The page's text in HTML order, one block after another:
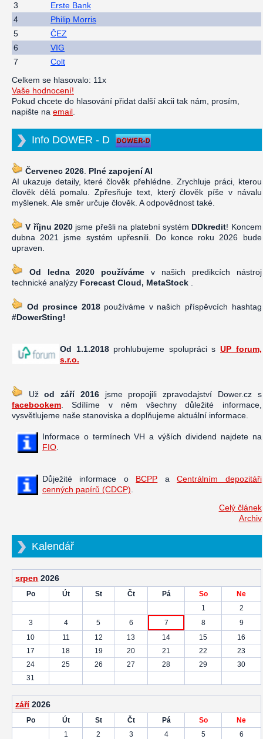
3
Erste Bank
4
Philip Morris
5
ČEZ
6
VIG
7
Colt
Celkem se hlasovalo: 11x
Vaše hodnocení!
Pokud chcete do hlasování přidat další akcii tak nám, prosím,
napište na email
Info DOWER - D
Červenec 2026 Plné zapojení AI
AI ukazuje detaily, které člověk přehlédne. Zrychluje práci, kterou
člověk dělá pomalu. Zpřesňuje text, který člověk píše v návalu
myšlenek. Ale směr určuje člověk. A odpovědnost také.
V říjnu 2020 jsme přešli na platební systém DDkredit! Koncem
dubna 2021 jsme systém upřesnili. Do konce roku 2026 bude
upraven.
Od ledna 2020 používáme v našich predikcích nástroj
technické analýzy Forecast Cloud, MetaStock
Od prosince 2018používáme v našich příspěvcích hashtag
#DowerSting!
Od 1.1.2018prohlubujeme spolupráci sUP forum,
s.r.o.
Užod září 2016jsme propojili zpravodajství Dower.cz s
facebookem . Sdílíme v něm všechny důležité informace,
vysvětlujeme naše stanoviska a doplňujeme aktuální informace.
Informace o termínech VH a výších dividend najdete na
FIO
Důježité informace o BCPP aCentrálním depozitáři
cenných papírů (CDCP)
Celý článek
Archiv
Kalendář
srpen 2026
Po Út St Čt Pá So
Ne
1
2
3
4 5 6 7 8
9
10
11 12 13 14 15
16
17
18 19 20 21 22
23
24
25 26 27 28 29
30
31
září 2026
Po Út St Čt Pá So
Ne
1
2 3 4 5
6